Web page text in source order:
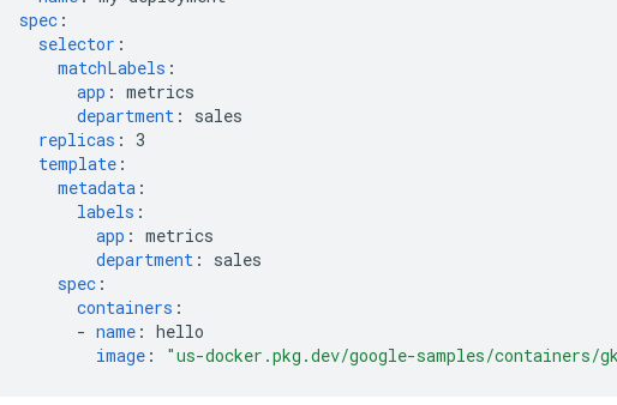
spec :
selector :
matchLabels :
app : metrics
department :
sales
replicas :
3
template :
metadata :
labels :
app : metrics
department :
sales
spec :
containers :
- name : hello
image : "us-docker.pkg.dev/google-samples/containers/